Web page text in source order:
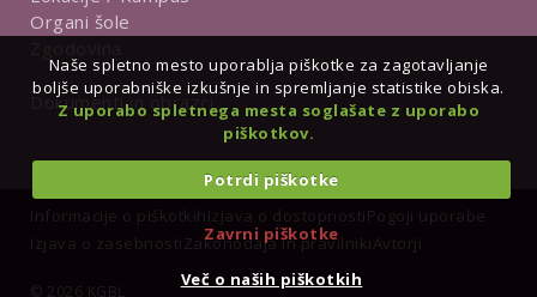
Organi šole
Dokumenti in obrazci
© 2026 KGBL
Informacije o piškotkihIzjava o dostopnostiPogoji uporabe
Izjava o zasebnostiZakonodaja in pravilniki Avtorji
Naše spletno mesto uporablja piškotke za zagotavljanje
boljše uporabniške izkušnje in spremljanje statistike obiska.
Z uporabo spletnega mesta soglašate z uporabo
piškotkov.
Potrdi piškotke
Zavrni piškotke
Več o naših piškotkih